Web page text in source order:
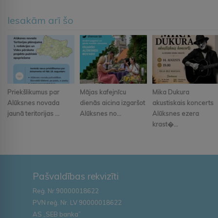
Iesakām arī šo
Priekšlikumus par
Alūksnes novada
jaunā teritorijas ...
Mājas kafejnīcu
dienās aicina izgaršot
Alūksnes no...
Mika Dukura
akustiskais koncerts
Alūksnes ezera
krast�...
Pašvaldības rekvizīti
Reģ. Nr.90000018622
PVN reģ. Nr. LV 90000018622
AS „SEB banka”